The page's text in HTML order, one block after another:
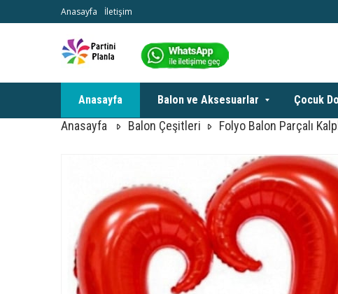
Anasayfa İletişim
Anasayfa Balon ve Aksesuarlar Çocuk
Anasayfa Balon Çeşitleri Folyo Balon Parçalı